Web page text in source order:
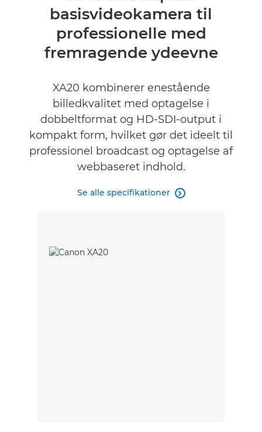
Specifikationer
Anmeldelser
basisvideokamera til
professionelle med
fremragende ydeevne
XA20 kombinerer enestående
billedkvalitet med optagelse i
dobbeltformat og HD-SDI-output i
kompakt form, hvilket gør det ideelt til
professionel broadcast og optagelse af
webbaseret indhold.
Se alle specifikationer 